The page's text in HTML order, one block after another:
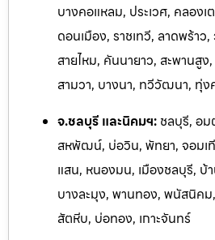
บางคอแหลม, ประเวศ, คลอง
ดอนเมือง, ราชเทวี, ลาดพร้า
สายไหม, คันนายาว, สะพานสู
สามวา, บางนา, ทวีวัฒนา, ทุ่ง
จ.ชลบุรี และนิคมฯ: ชลบุรี, อม
สหพัฒน์, บ่อวิน, พัทยา, จอมเ
แสน, หนองมน, เมืองชลบุรี, บ้
บางละมุง, พานทอง, พนัสนิคม,
สัตหีบ, บ่อทอง, เกาะจันทร์